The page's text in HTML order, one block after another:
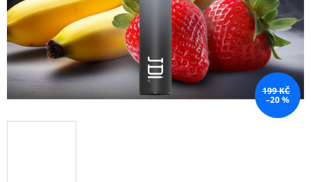
199 KČ
–20 %